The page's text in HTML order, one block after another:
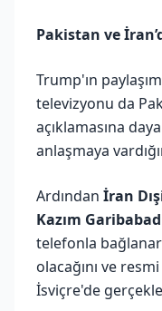
Pakistan ve
Trump'ın
televizyonu da
açıklamasına
anlaşmaya
Ardından İran
Kazım
telefonla
olacağını ve
İsviçre'de